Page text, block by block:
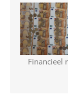
Financieel